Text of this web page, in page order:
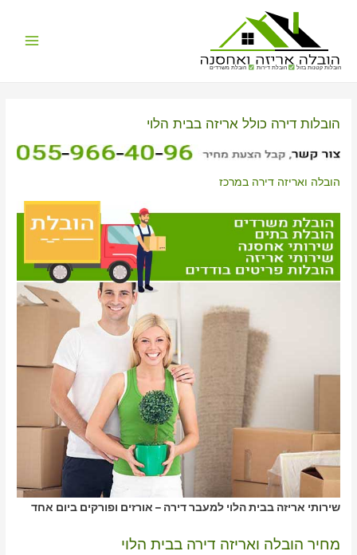
הובלות קטנות בזול הובלת דירות הובלת משרדים
הובלות דירה כולל אריזה בבית הלוי
הובלה ואריזה דירה במרכז
שירותי אריזה בבית הלוי למעבר דירה – אורזים ופורקים ביום אחד
מחיר הובלה ואריזה דירה בבית הלוי